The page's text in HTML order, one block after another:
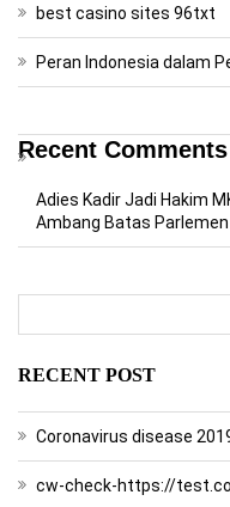
best casino sites 96txt
Peran Indonesia dalam
Recent Comments
Adies Kadir Jadi Hakim
Ambang Batas
RECENT POST
Coronavirus disease
cw-check-https://